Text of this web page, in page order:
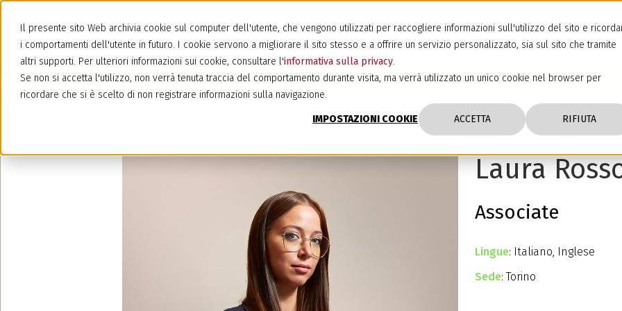
Il presente sito Web archivia cookie sul computer dell'utente, che vengono utilizzati per raccogliere informazioni sull'utilizzo del sito e
i comportamenti dell'utente in futuro. I cookie servono a migliorare il sito stesso e a offrire un servizio personalizzato, sia sul sito che tramite
altri supporti. Per ulteriori informazioni sui cookie, consultare l'informativa sulla privacy.
Se non si accetta l'utilizzo, non verrà tenuta traccia del comportamento durante visita, ma verrà utilizzato un unico cookie nel browser per
ricordare che si è scelto di non registrare informazioni sulla navigazione.
IMPOSTAZIONI COOKIE ACCETTA RIFIUTA
Laura
Associate
Lingue: Italiano, Inglese
Sede: Torino